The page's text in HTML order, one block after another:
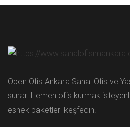
Open Ofis Ankara Sanal Ofis ve
sunar. Hemen ofis kurmak
esnek paketleri keşfedin.